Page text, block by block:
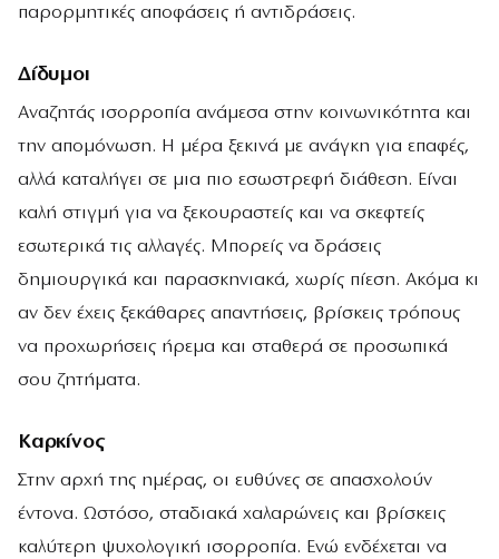
παρορμητικές αποφάσεις ή αντιδράσεις.
Δίδυμοι
Αναζητάς ισορροπία ανάμεσα στην κοινωνικότητα και
την απομόνωση. Η μέρα ξεκινά με ανάγκη για επαφές,
αλλά καταλήγει σε μια πιο εσωστρεφή διάθεση. Είναι
καλή στιγμή για να ξεκουραστείς και να σκεφτείς
εσωτερικά τις αλλαγές. Μπορείς να δράσεις
δημιουργικά και παρασκηνιακά, χωρίς πίεση. Ακόμα κι
αν δεν έχεις ξεκάθαρες απαντήσεις, βρίσκεις τρόπους
να προχωρήσεις ήρεμα και σταθερά σε προσωπικά
σου ζητήματα.
Καρκίνος
Στην αρχή της ημέρας, οι ευθύνες σε απασχολούν
έντονα. Ωστόσο, σταδιακά χαλαρώνεις και βρίσκεις
καλύτερη ψυχολογική ισορροπία. Ενώ ενδέχεται να